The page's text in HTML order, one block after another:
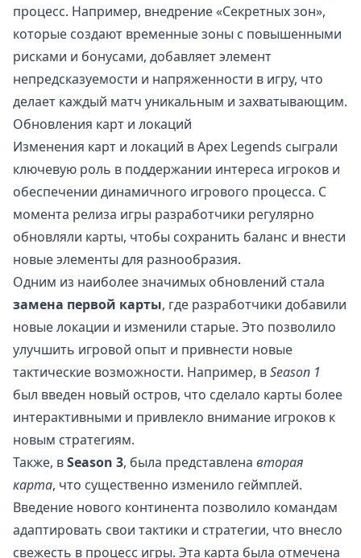
процесс. Например, внедрение «Секретных зон»,
которые создают временные зоны с повышенными
рисками и бонусами, добавляет элемент
непредсказуемости и напряженности в игру, что
делает каждый матч уникальным и захватывающим.
Обновления карт и локаций
Изменения карт и локаций в Apex Legends сыграли
ключевую роль в поддержании интереса игроков и
обеспечении динамичного игрового процесса. С
момента релиза игры разработчики регулярно
обновляли карты, чтобы сохранить баланс и внести
новые элементы для разнообразия.
Одним из наиболее значимых обновлений стала
замена первой карты, где разработчики добавили
новые локации и изменили старые. Это позволило
улучшить игровой опыт и привнести новые
тактические возможности. Например, вSeason 1
был введен новый остров, что сделало карты более
интерактивными и привлекло внимание игроков к
новым стратегиям.
Также, вSeason 3, была представлена вторая
карта, что существенно изменило геймплей.
Введение нового континента позволило командам
адаптировать свои тактики и стратегии, что внесло
свежесть в процесс игры. Эта карта была отмечена